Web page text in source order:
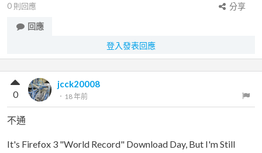
0 則回應
分享
回應
登入發表回應
jcck20008
． 18 年前
0
不通
It's Firefox 3 "World Record" Download Day, But I'm Still